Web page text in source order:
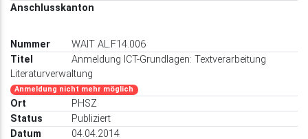
WAIT AL.F14.006
Anmeldung ICT-Grundlagen: Textverarbeitung
Literaturverwaltung
Anmeldung nicht mehr möglich
PHSZ
Publiziert
04.04.2014